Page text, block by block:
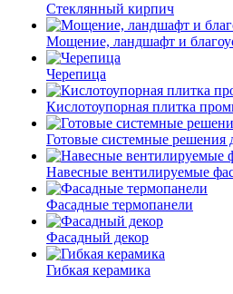
Cтеклянный кирпич
Мощение, ландшафт и
Черепица
Кислотоупорная плитка
Готовые системные решения
Навесные вентилируемые
Фасадные термопанели
Фасадный декор
Гибкая керамика